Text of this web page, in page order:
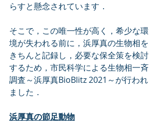
らすと懸念されています．
そこで，この唯一性が高く，希少な環
境が失われる前に，浜厚真の生物相を
きちんと記録し，必要な保全策を検討
するため，市民科学による生物相一斉
調査～浜厚真BioBlitz 2021～が行われ
ました．
浜厚真の節足動物